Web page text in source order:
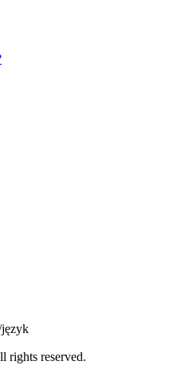
rights reserved.